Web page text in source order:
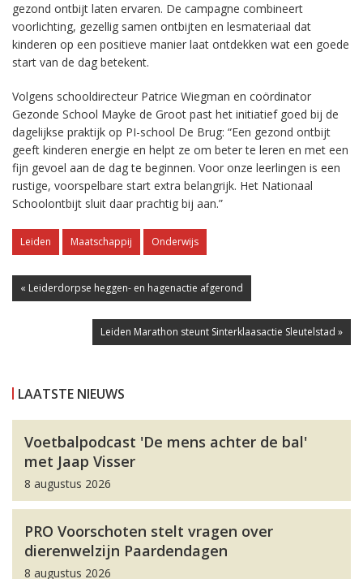
gezond ontbijt laten ervaren. De campagne combineert
voorlichting, gezellig samen ontbijten en lesmateriaal dat
kinderen op een positieve manier laat ontdekken wat een goede
start van de dag betekent.
Volgens schooldirecteur Patrice Wiegman en coördinator
Gezonde School Mayke de Groot past het initiatief goed bij de
dagelijkse praktijk op PI-school De Brug: “Een gezond ontbijt
geeft kinderen energie en helpt ze om beter te leren en met een
fijn gevoel aan de dag te beginnen. Voor onze leerlingen is een
rustige, voorspelbare start extra belangrijk. Het Nationaal
Schoolontbijt sluit daar prachtig bij aan.”
Leiden Maatschappij Onderwijs
« Leiderdorpse heggen- en hagenactie afgerond
Leiden Marathon steunt Sinterklaasactie Sleutelstad »
LAATSTE NIEUWS
Voetbalpodcast 'De mens achter de bal'
met Jaap Visser
8 augustus 2026
PRO Voorschoten stelt vragen over
dierenwelzijn Paardendagen
8 augustus 2026